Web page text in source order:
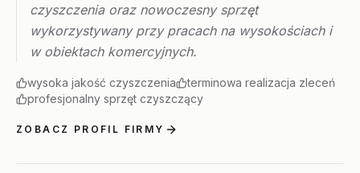
czyszczenia oraz nowoczesny sprzęt
wykorzystywany przy pracach na wysokościach i
w obiektach komercyjnych.
wysoka jakość czyszczenia
terminowa realizacja zleceń
profesjonalny sprzęt czyszczący
ZOBACZ PROFIL FIRMY